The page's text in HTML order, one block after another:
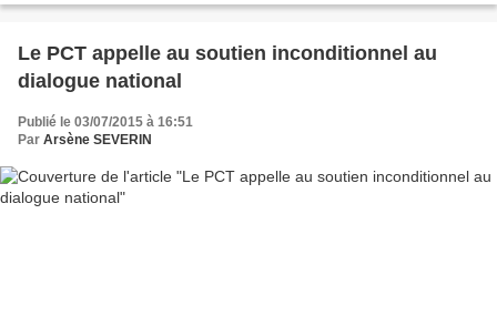
Le PCT appelle au soutien inconditionnel au
dialogue national
Publié le 03/07/2015 à 16:51
Par Arsène SEVERIN